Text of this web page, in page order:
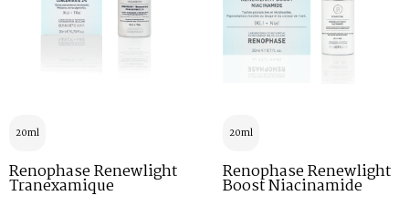
20ml
Renophase Renewlight
Tranexamique
20ml
Renophase Renewlight
Boost Niacinamide